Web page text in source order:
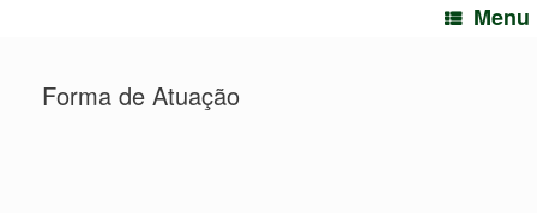
Menu
Forma de Atuação